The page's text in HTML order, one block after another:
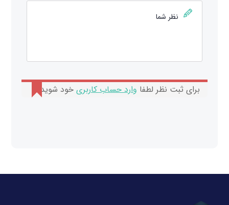
برای ثبت نظر لطفا وارد حساب کاربری خود شوید.